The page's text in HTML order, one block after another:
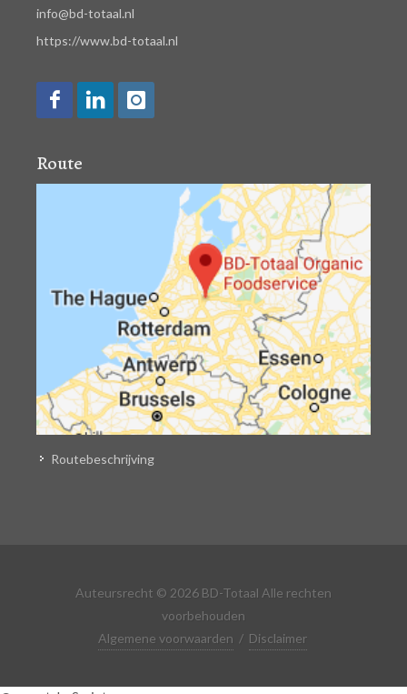
info@bd-totaal.nl
https://www.bd-totaal.nl
Route
Routebeschrijving
Auteursrecht © 2026 BD-Totaal Alle rechten
voorbehouden
Algemene voorwaarden / Disclaimer